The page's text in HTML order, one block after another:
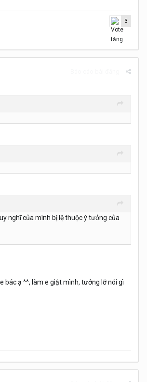
3
nghĩ của mình bị lệ thuộc ý tưởng của
bác ạ ^^, làm e giật mình, tưởng lỡ nói gì